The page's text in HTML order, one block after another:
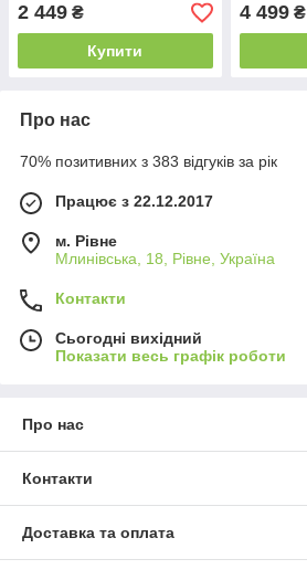
2 449 ₴
Купити
4 499₴
Про нас
70% позитивних з 383 відгуків за рік
Працює з 22.12.2017
м. Рівне
Млинівська, 18, Рівне, Україна
Контакти
Сьогодні вихідний
Показати весь графік роботи
Про нас
Контакти
Доставка та оплата